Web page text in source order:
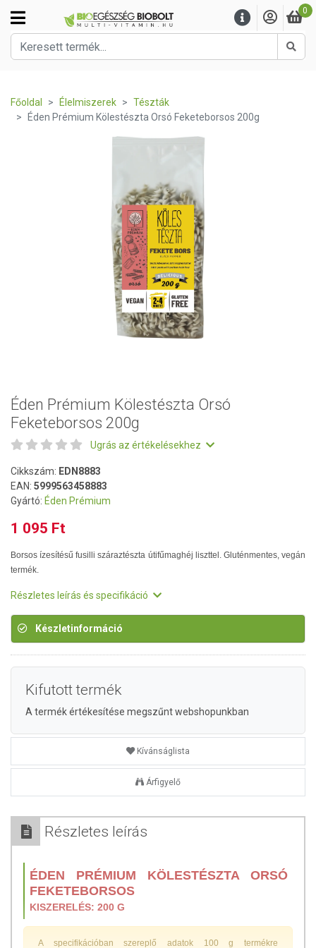
0
Főoldal Élelmiszerek
Tészták
Éden Prémium Kölestészta Orsó Feketeborsos 200g
Éden Prémium Kölestészta Orsó
Feketeborsos 200g
Ugrás az értékelésekhez
Cikkszám: EDN8883
EAN: 5999563458883
Gyártó: Éden Prémium
1 095 Ft
Borsos ízesítésű fusilli száraztészta útifűmaghéj liszttel. Gluténmentes, vegán
termék.
Részletes leírás és specifikáció
Készletinformáció
Kifutott termék
A termék értékesítése megszűnt webshopunkban
Kívánságlista
Árfigyelő
Részletes leírás
ÉDEN PRÉMIUM KÖLESTÉSZTA ORSÓ
FEKETEBORSOS
KISZERELÉS: 200 G
A specifikációban szereplő adatok 100 g termékre